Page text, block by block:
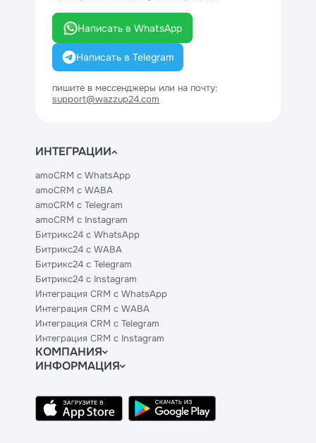
Написать в WhatsApp
Написать в Telegram
пишите в мессенджеры или на почту:
support@wazzup24.com
ИНТЕГРАЦИИ
amoCRM с WhatsApp
amoCRM с WABA
amoCRM с Telegram
amoCRM с Instagram
Битрикс24 с WhatsApp
Битрикс24 с WABA
Битрикс24 с Telegram
Битрикс24 с Instagram
Интеграция CRM с WhatsApp
Интеграция CRM с WABA
Интеграция CRM с Telegram
Интеграция CRM с Instagram
КОМПАНИЯ
Блог
Контакты
Политики и соглашения
ИНФОРМАЦИЯ
Техническим партнерам
Тарифы